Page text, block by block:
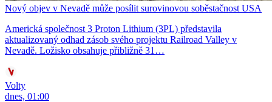
Nový objev v Nevadě může posílit surovinovou soběstačnost USA
Americká společnost 3 Proton Lithium (3PL) představila
aktualizovaný odhad zásob svého projektu Railroad Valley v
Nevadě. Ložisko obsahuje přibližně 31…
Volty
dnes, 01:00